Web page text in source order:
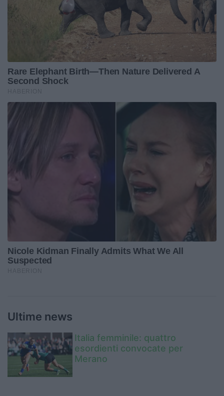
Ultime news
Italia femminile: quattro
esordienti convocate per
Merano